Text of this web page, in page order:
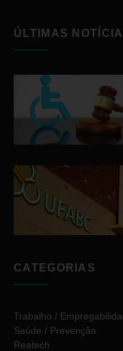
ÚLTIMAS
CATEGORIAS
Trabalho /
Saúde / Prevenção
Reatech